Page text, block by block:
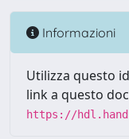
Informazioni
Utilizza questo
link a questo
https://